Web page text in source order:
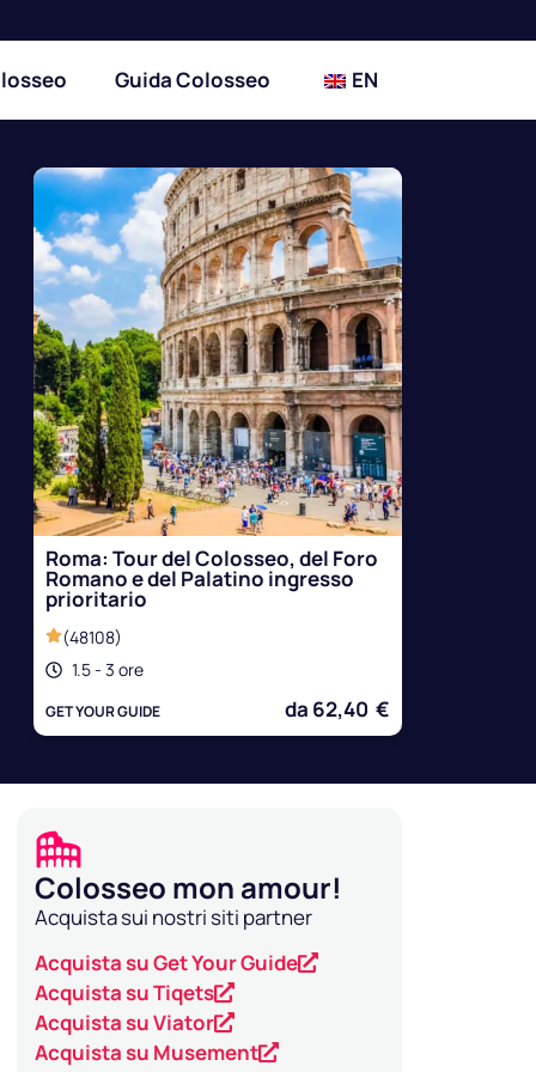
Guida Colosseo EN
Roma: Tour del Colosseo, del Foro
Romano e del Palatino ingresso
prioritario
(48108)
1.5 - 3 ore
GET YOUR GUIDE da 62,40 €
Colosseo mon amour!
Acquista sui nostri siti partner
Acquista su Get Your Guide
Acquista su Tiqets
Acquista su Viator
Acquista su Musement